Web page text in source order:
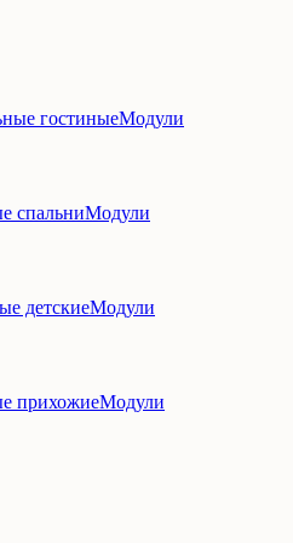
гостиныеМодули
спальниМодули
детскиеМодули
прихожиеМодули